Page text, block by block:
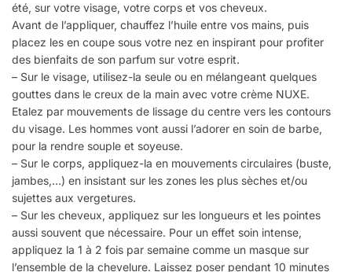
été, sur votre visage, votre corps et vos cheveux.
Avant de l’appliquer, chauffez l’huile entre vos mains, puis
placez les en coupe sous votre nez en inspirant pour profiter
des bienfaits de son parfum sur votre esprit.
– Sur le visage, utilisez-la seule ou en mélangeant quelques
gouttes dans le creux de la main avec votre crème NUXE.
Etalez par mouvements de lissage du centre vers les contours
du visage. Les hommes vont aussi l’adorer en soin de barbe,
pour la rendre souple et soyeuse.
– Sur le corps, appliquez-la en mouvements circulaires (buste,
jambes,…) en insistant sur les zones les plus sèches et/ou
sujettes aux vergetures.
– Sur les cheveux, appliquez sur les longueurs et les pointes
aussi souvent que nécessaire. Pour un effet soin intense,
appliquez la 1 à 2 fois par semaine comme un masque sur
l’ensemble de la chevelure. Laissez poser pendant 10 minutes